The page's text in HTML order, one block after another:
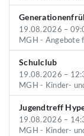
19.08.2026 –
MGH - Angebote
Schulclub
19.08.2026 –
MGH - Kinder-
Jugendtreff
19.08.2026 –
MGH - Kinder-